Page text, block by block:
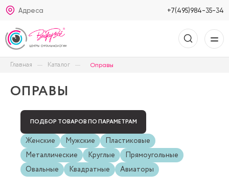
Адреса +7(495)984-35-34
Главная Каталог Оправы
ОПРАВЫ
ПОДБОР ТОВАРОВ ПО ПАРАМЕТРАМ
Женские Мужские
Пластиковые
Металлические
Круглые
Прямоугольные
Овальные
Квадратные Авиаторы